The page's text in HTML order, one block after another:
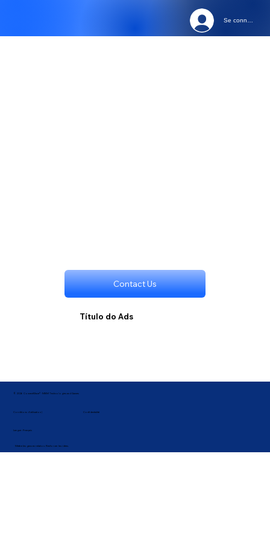
Se connecter
Contact Us
Título do Ads
© 2026 ConnectWave® · MBM Technologies and Games
Conditions d'utilisation |
Langue : Français
Confidentialité
Mettre les gens en relation. Renforcer les idées.